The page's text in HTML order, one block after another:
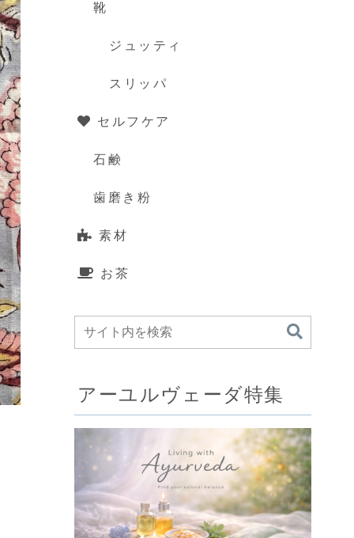
靴
ジュッティ
スリッパ
セルフケア
石鹸
歯磨き粉
素材
お茶
アーユルヴェーダ特集